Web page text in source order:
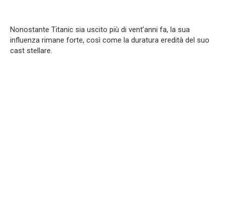
Nonostante Titanic sia uscito più di vent’anni fa, la sua
influenza rimane forte, così come la duratura eredità del suo
cast stellare.